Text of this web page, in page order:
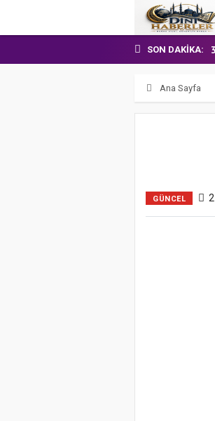
SON DAKIKA:
Ana Sayfa
GÜNCEL